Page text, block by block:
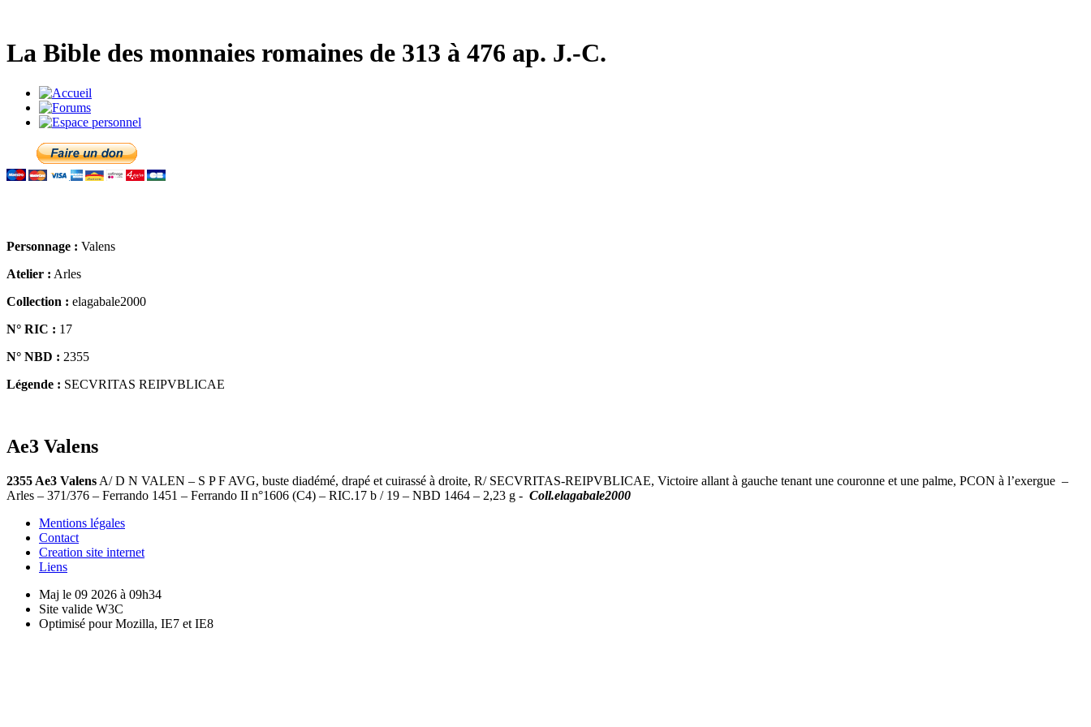
La Bible des monnaies romaines de 313 à 476 ap. J.-C.
Personnage : Valens
Atelier : Arles
Collection : elagabale2000
N° RIC : 17
N° NBD : 2355
Légende : SECVRITAS REIPVBLICAE
Ae3 Valens
2355 Ae3 Valens A/ D N VALEN – S P F AVG, buste diadémé, drapé et cuirassé à droite, R/ SECVRITAS-REIPVBLICAE, Victoire allant à gauche tenant une couronne et une palme, PCON à l’exergue –
Arles – 371/376 – Ferrando 1451 – Ferrando II n°1606 (C4) – RIC.17 b / 19 – NBD 1464 – 2,23 g - Coll.elagabale2000
Mentions légales
Contact
Creation site internet
Liens
Maj le 09 2026 à 09h34
Site valide W3C
Optimisé pour Mozilla, IE7 et IE8